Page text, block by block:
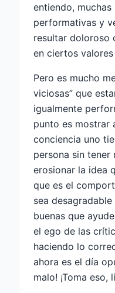
entiendo,
performativas y
resultar doloroso
en ciertos
Pero es mucho
viciosas” que
igualmente
punto es mostrar
conciencia uno
persona sin
erosionar la idea
que es el
sea
buenas que
el ego de las
haciendo lo
ahora es el día
malo! ¡Toma eso,